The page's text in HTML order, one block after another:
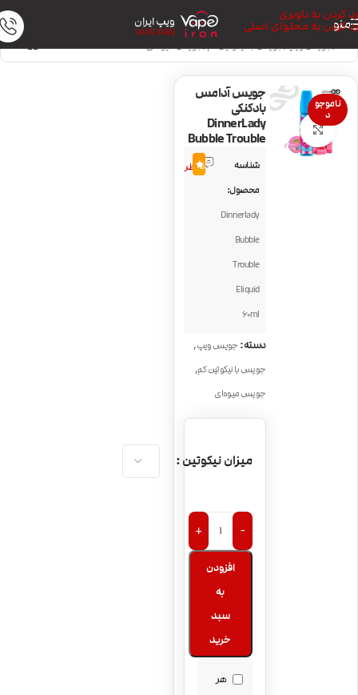
رد کردن به ناوبری
رد کردن به محتوای اصلی
منو ویپ ایران
VAPE IRAN
خانه/جویس ویپ/جویس با نیکوتین کم/جویس میوه‌ای
ناموجو
د
بزرگنمایی تصویر
جویس آدامس
بادکنکی
DinnerLady
Bubble Trouble
شناسه
محصول:
Dinnerlady
Bubble
Trouble
Eliquid
60ml
1
نظر5.0
دسته: جویس ویپ,
جویس با نیکوتین کم,
جویس میوه‌ای
میزان نیکوتین
-
+
افزودن
به
سبد
خرید
هر